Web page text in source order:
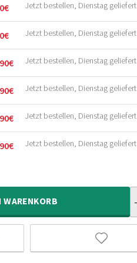
€ Jetzt bestellen, Dienstag geliefert
€ Jetzt bestellen, Dienstag geliefert
€ Jetzt bestellen, Dienstag geliefert
€ Jetzt bestellen, Dienstag geliefert
€ Jetzt bestellen, Dienstag geliefert
€ Jetzt bestellen, Dienstag geliefert
WARENKORB